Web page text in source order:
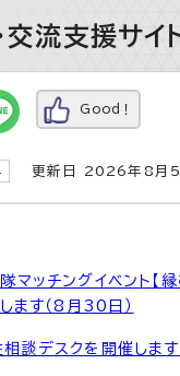
交流支援サイ
Good！
更新日 2026年8月5
マッチングイベント【
ます（8月30日）
談デスクを開催します